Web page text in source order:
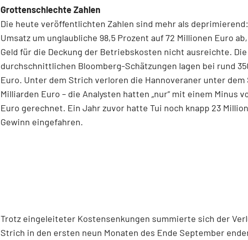
Grottenschlechte Zahlen
Die heute veröffentlichten Zahlen sind mehr als
Umsatz um unglaubliche 98,5 Prozent auf 72 Millionen Euro
Geld für die Deckung der Betriebskosten nicht ausreichte. Die
durchschnittlichen Bloomberg-Schätzungen lagen bei rund
Euro. Unter dem Strich verloren die Hannoveraner unter dem
Milliarden Euro – die Analysten hatten „nur“ mit einem Minus
Euro gerechnet. Ein Jahr zuvor hatte Tui noch knapp 23
Gewinn eingefahren.
Trotz eingeleiteter Kostensenkungen summierte sich der
Strich in den ersten neun Monaten des Ende September